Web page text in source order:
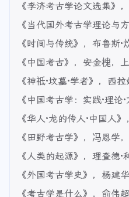
《李济考古学论文选集》
《当代国外考古学理论与
《时间与传统》，布鲁斯·
《中国考古》，安金槐，
《神祗·坟墓·学者》，西
《中国考古学：实践·理论
《华人·龙的传人·中国人
《田野考古学》，冯恩学
《人类的起源》，理查德·
《外国考古学史》，杨建华
《考古学是什么》，俞伟